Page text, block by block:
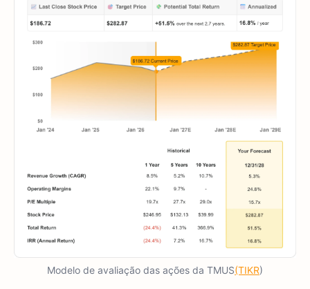
Modelo de avaliação das ações da TMUS(TIKR)